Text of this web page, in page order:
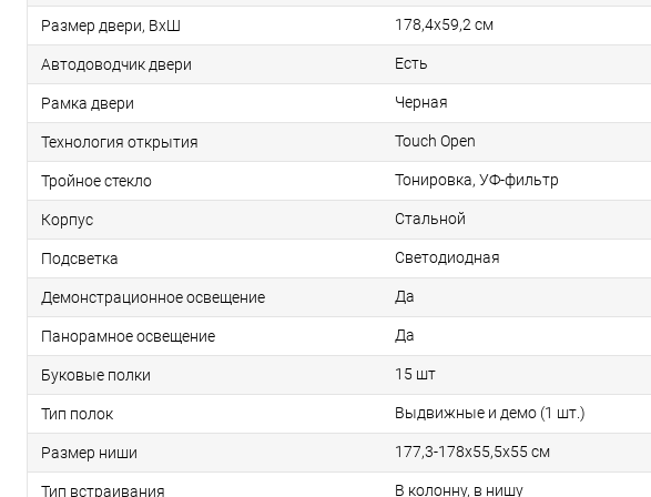
Размер двери, ВхШ 178,4х59,2 см
Автодоводчик двери Есть
Рамка двери Черная
Технология открытия Touch Open
Тройное стекло Тонировка, УФ-фильтр
Корпус Стальной
Подсветка Светодиодная
Демонстрационное освещение Да
Панорамное освещение Да
Буковые полки 15 шт
Тип полок Выдвижные и демо (1 шт.)
Размер ниши 177,3-178x55,5x55 см
Тип встраивания В колонну, в нишу